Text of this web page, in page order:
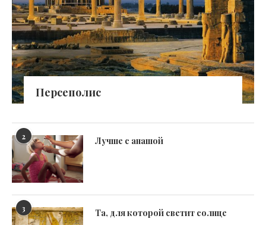
Персеполис
2 Лучше с анашой
3 Та, для которой светит солнце